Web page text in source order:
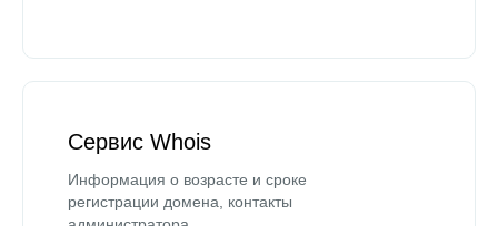
Сервис Whois
Информация о возрасте и сроке
регистрации домена, контакты